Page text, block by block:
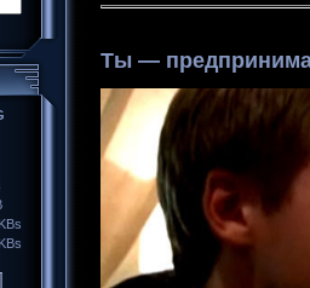
Ты —